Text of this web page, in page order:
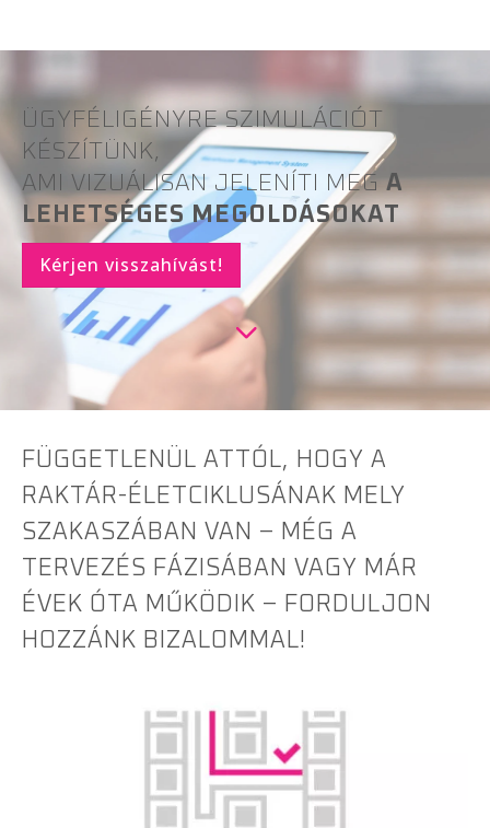
ÜGYFÉLIGÉNYRE SZIMULÁCIÓT
KÉSZÍTÜNK,
AMI VIZUÁLISAN JELENÍTI MEGA
LEHETSÉGES MEGOLDÁSOKAT
Kérjen visszahívást!
FÜGGETLENÜL ATTÓL, HOGY A
RAKTÁR-ÉLETCIKLUSÁNAK MELY
SZAKASZÁBAN VAN – MÉG A
TERVEZÉS FÁZISÁBAN VAGY MÁR
ÉVEK ÓTA MŰKÖDIK – FORDULJON
HOZZÁNK BIZALOMMAL!